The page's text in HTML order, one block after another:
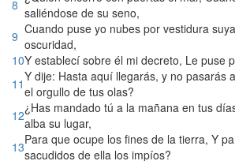
8 saliéndose de su seno,
9 Cuando puse yo nubes por vestidura
oscuridad,
10Y establecí sobre él mi decreto, Le puse
11Y dije: Hasta aquí llegarás, y no pasarás
el orgullo de tus olas?
12¿Has mandado tú a la mañana en tus
alba su lugar,
13Para que ocupe los fines de la tierra, Y
sacudidos de ella los impíos?